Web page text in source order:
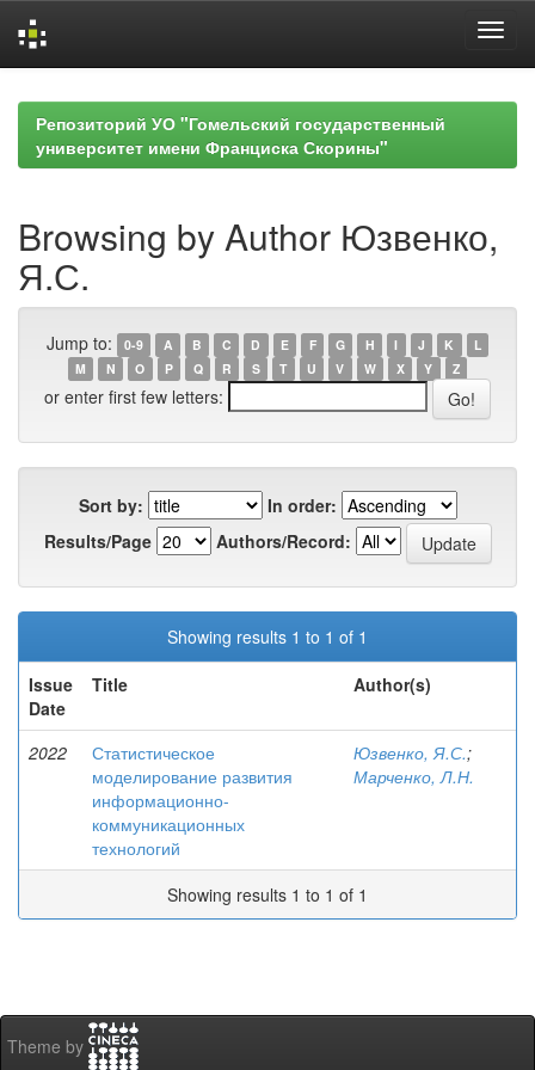
navigationРепозиторий УО "Гомельский государственный
университет имени Франциска Скорины"
Browsing by Author Юзвенко,
Я.С.
Jump to: 0-9 A B C D E F G H I J K
L
M
N O P Q R S T U V W X Y Z
or enter first few letters:
Sort by:
In order:
Results/Page
Authors/Record:
Showing results 1 to 1 of 1
Issue
Date
Title Author(s)
2022
Статистическое
моделирование развития
информационно-
коммуникационных
технологий
Юзвенко, Я.С.;
Марченко, Л.Н.
Showing results 1 to 1 of 1
Theme by